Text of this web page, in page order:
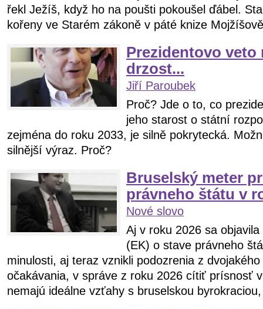
řekl Ježíš, když ho na poušti pokoušel ďábel.
kořeny ve Starém zákoně v páté knize
Prezidentovo veto
drzost...
Jiří Paroubek
Proč? Jde o to, co
jeho starost o státní
zejména do roku 2033, je silně pokrytecká.
silnější výraz. Proč?
Bruselský meter
právneho štátu v
Nové slovo
Aj v roku 2026 sa
(EK) o stave právneho
minulosti, aj teraz vznikli podozrenia z
očakávania, v správe z roku 2026 cítiť prísnosť
nemajú ideálne vzťahy s bruselskou